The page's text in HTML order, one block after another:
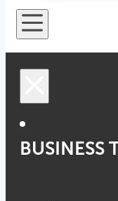
BUSINESS